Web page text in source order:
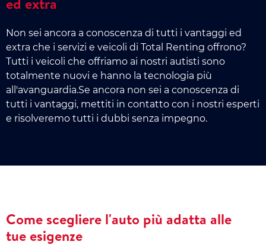
Non sei ancora a conoscenza di tutti i vantaggi ed
extra che i servizi e veicoli di Total Renting offrono?
Tutti i veicoli che offriamo ai nostri autisti sono
totalmente nuovi e hanno la tecnologia più
all'avanguardia.Se ancora non sei a conoscenza di
tutti i vantaggi, mettiti in contatto con i nostri esperti
e risolveremo tutti i dubbi senza impegno.
Come scegliere l'auto più adatta alle
tue esigenze